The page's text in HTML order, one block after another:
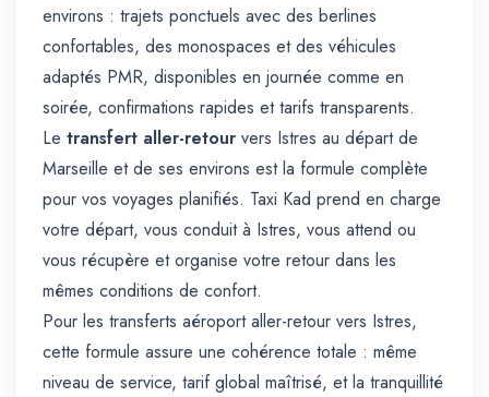
environs : trajets ponctuels avec des berlines
confortables, des monospaces et des véhicules
adaptés PMR, disponibles en journée comme en
soirée, confirmations rapides et tarifs transparents.
Le transfert aller-retour vers Istres au départ de
Marseille et de ses environs est la formule complète
pour vos voyages planifiés. Taxi Kad prend en charge
votre départ, vous conduit à Istres, vous attend ou
vous récupère et organise votre retour dans les
mêmes conditions de confort.
Pour les transferts aéroport aller-retour vers Istres,
cette formule assure une cohérence totale : même
niveau de service, tarif global maîtrisé, et la tranquillité